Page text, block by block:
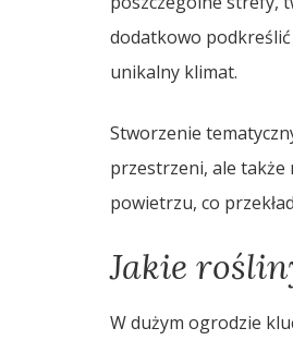
dodatkowo podkreślić
unikalny klimat.
Stworzenie
przestrzeni, ale także
powietrzu, co
Jakie
W dużym ogrodzie